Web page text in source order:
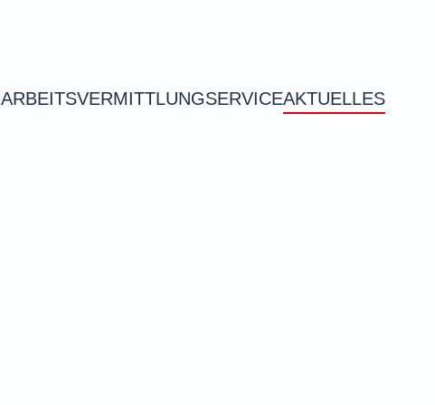
ARBEITSVERMITTLUNGSERVICEAKTUELLES